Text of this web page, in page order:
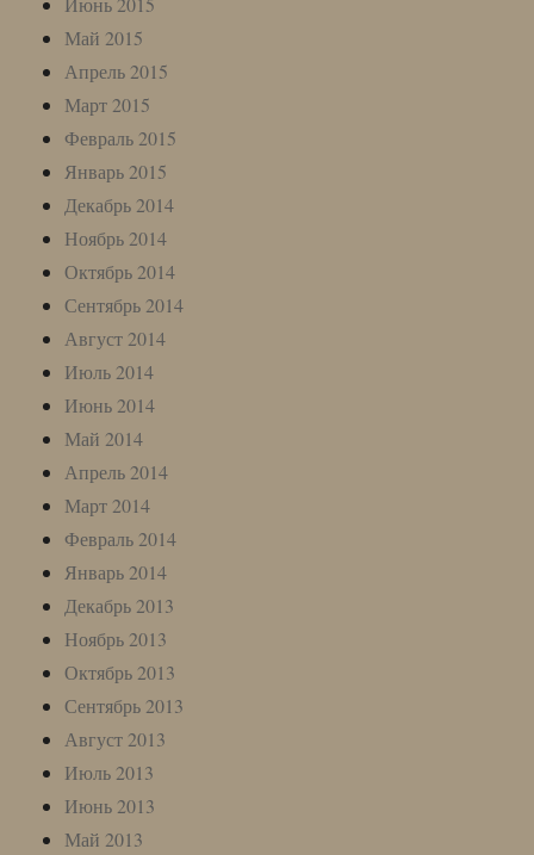
Май 2015
Апрель 2015
Март 2015
Февраль 2015
Январь 2015
Декабрь 2014
Ноябрь 2014
Октябрь 2014
Сентябрь 2014
Август 2014
Июль 2014
Июнь 2014
Май 2014
Апрель 2014
Март 2014
Февраль 2014
Январь 2014
Декабрь 2013
Ноябрь 2013
Октябрь 2013
Сентябрь 2013
Август 2013
Июль 2013
Июнь 2013
Май 2013